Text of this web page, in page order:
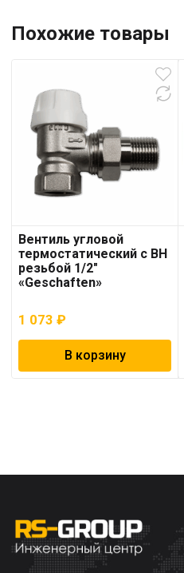
Похожие товары
Вентиль угловой
термостатический с ВН
резьбой 1/2″
«Geschaften»
1 073 ₽
В корзину